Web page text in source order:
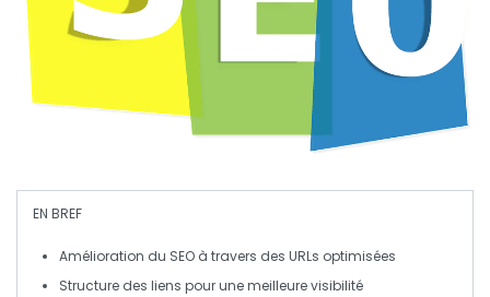
EN BREF
Amélioration du SEO à travers des URLs optimisées
Structure des liens pour une meilleurevisibilité